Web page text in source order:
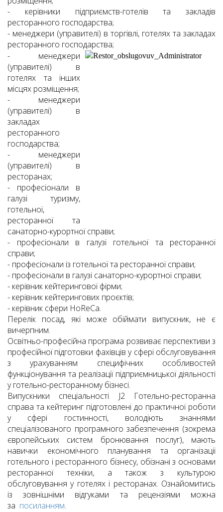
- керівники підприємств-готелів та закладів
ресторанного господарства;
- менеджери (управителі) в торгівлі, готелях та закладах
ресторанного господарства;
- менеджери
(управителі) в
готелях та інших
місцях розміщення;
- менеджери
(управителі) в
закладах
ресторанного
господарства;
- менеджери
(управителі) в
ресторанах;
- професіонали в
галузі туризму,
готельної,
ресторанної та
санаторно-курортної справи;
- професіонали в галузі готельної та ресторанної
справи;
- професіонали із готельної та ресторанної справи;
- професіонали в галузі санаторно-курортної справи;
- керівник кейтерингової фірми;
- керівник кейтерингових проєктів;
- керівник сфери HoReCa.
Перелік посад, які може обіймати випускник, не є
вичерпним.
Освітньо-професійна програма розвиває перспективи з
професійної підготовки фахівців у сфері обслуговування
з урахуванням специфічних особливостей
функціонування та реалізації підприємницької діяльності
у готельно-ресторанному бізнесі.
Випускники спеціальності J2 Готельно-ресторанна
справа та кейтеринг підготовлені до практичної роботи
у сфері гостинності, володіють знаннями
спеціалізованого програмного забезпечення (зокрема
європейських систем бронювання послуг), мають
навички економічного планування та організації
готельного і ресторанного бізнесу, обізнані з основами
ресторанної техніки, а також з культурою
обслуговування у готелях і ресторанах. Ознайомитись
із зовнішніми відгуками та рецензіями можна
за посиланням.